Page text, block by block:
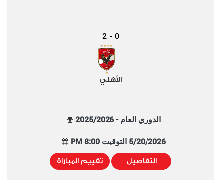
0
-
2
الأهلي
الدوري العام - 2025/2026
5/20/2026 التوقيت 8:00 PM
التفاصيل تقييم المباراة